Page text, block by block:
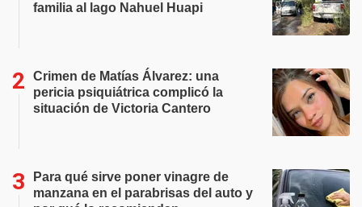
familia al lago Nahuel Huapi
Crimen de Matías Álvarez: una
pericia psiquiátrica complicó la
situación de Victoria Cantero
Para qué sirve poner vinagre de
manzana en el parabrisas del auto y